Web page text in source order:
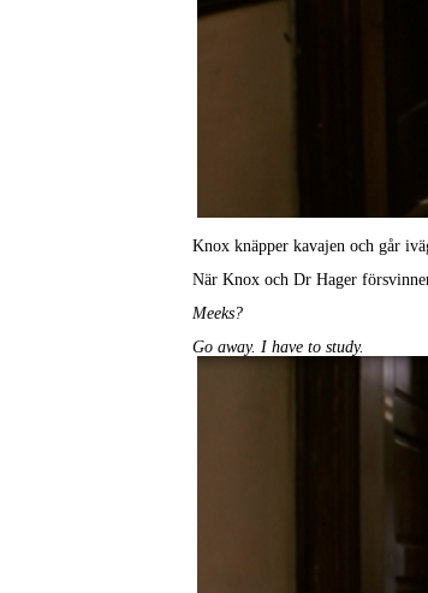
Knox knäpper kavajen och går
När Knox och Dr Hager
Meeks?
Go away. I have to study.